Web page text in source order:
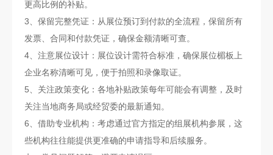
更高比例的补贴。
3、保留完整凭证：从展位预订到付款的全流程，保留所有
发票、合同和付款凭证，确保金额清晰可查。
4、注意展位设计：展位设计需符合标准，确保展位楣板上
企业名称清晰可见，便于拍照和录像取证。
5、关注政策变化：各地补贴政策每年可能会有调整，及时
关注当地商务局或经贸委的最新通知。
6、借助专业机构：考虑通过官方指定的组展机构参展，这
些机构往往能提供更准确的申请指导和后续服务。